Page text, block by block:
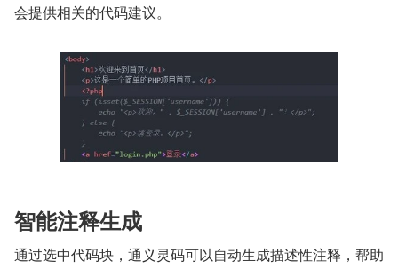
会提供相关的代码建议。
智能注释生成
通过选中代码块，通义灵码可以自动生成描述性注释，帮助